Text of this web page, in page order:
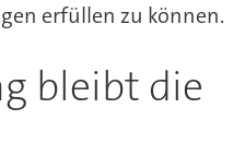
erfüllen zu können.
bleibt die